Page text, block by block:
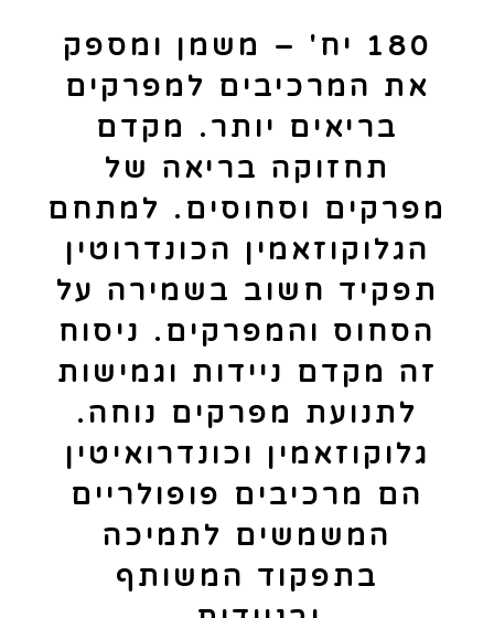
180 יח' – משמן ומספק
את המרכיבים למפרקים
בריאים יותר. מקדם
תחזוקה בריאה של
מפרקים וסחוסים. למתחם
הגלוקוזאמין הכונדרוטין
תפקיד חשוב בשמירה על
הסחוס והמפרקים. ניסוח
זה מקדם ניידות וגמישות
לתנועת מפרקים נוחה.
גלוקוזאמין וכונדרואיטין
הם מרכיבים פופולריים
המשמשים לתמיכה
בתפקוד המשותף